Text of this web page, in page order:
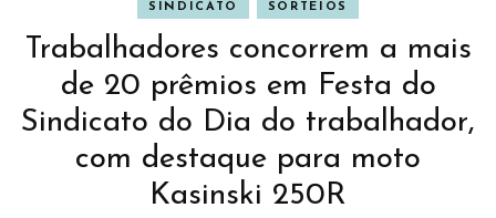
SINDICATO SORTEIOS
Trabalhadores concorrem a mais
de 20 prêmios em Festa do
Sindicato do Dia do trabalhador,
com destaque para moto
Kasinski 250R